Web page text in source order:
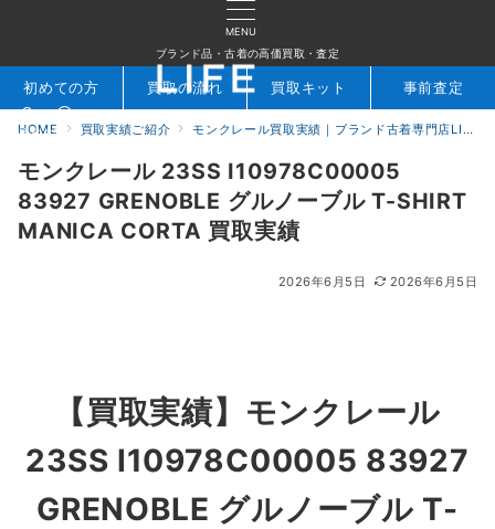
MENU
ブランド品・古着の高価買取・査定
検索 お問合せ
初めての方 買取の流れ 買取キット 事前査定
HOME 買取実績ご紹介 モンクレール買取実績｜ブランド古着専門店LIFE
モンクレール 23SS I10978C00005
83927 GRENOBLE グルノーブル T-SHIRT
MANICA CORTA 買取実績
2026年6月5日 2026年6月5日
【買取実績】 モンクレール
23SS I10978C00005 83927
GRENOBLE グルノーブル T-